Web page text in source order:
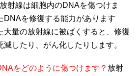
放射線は細胞内のDNAを傷つけま
DNAを修復する能力があります
大量の放射線に被ばくすると、修復
したり、がん化したりします。
をどのように傷つけます ？ 放射